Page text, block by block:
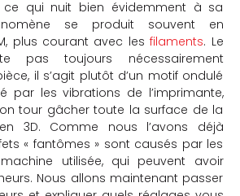
ce qui nuit bien évidemment à sa
se produit souvent en
plus courant avec lesfilaments. Le
pas toujours nécessairement
il s’agit plutôt d’un motif ondulé
par les vibrations de l’imprimante,
tour gâcher toute la surface de la
3D. Comme nous l’avons déjà
« fantômes » sont causés par les
utilisée, qui peuvent avoir
Nous allons maintenant passer